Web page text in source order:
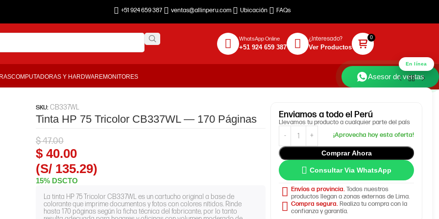
+51 924 659 387 ventas@allinperu.com Ubicación FAQs
WhatsApp Online
+51 924 659 387
¿Interesado?
Ver Productos
COMPUTADORAS Y HARDWAREMONITORES
En línea
Asesor de ventas
SKU:CB337WL
Tinta HP 75 Tricolor CB337WL — 170 Páginas
$47.00
$40.00
(S/ 135.29)
15% DSCTO
La tinta HP 75 Tricolor CB337WL es un cartucho original a base de
colorante que imprime documentos y fotos con colores nítidos. Rinde
hasta 170 páginas según la ficha técnica del fabricante, por lo tanto
Enviamosa todo el Perú
Llevamos tu producto a cualquier parte del país
Comprar Ahora
Consultar Via WhatsApp
Envíos a provincia.Todos nuestros
productos llegan a zonas externas de Lima.
Compra segura.Realiza tu compra con la
confianza y garantía.